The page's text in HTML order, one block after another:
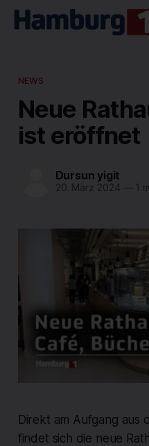
NEWS
Neue
ist eröffnet
Dursun yigit
20. März 2024 —1
Direkt am Aufgang aus
findet sich die neue